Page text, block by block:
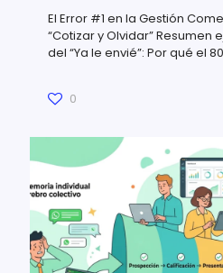
El Error #1 en la Gestión
“Cotizar y Olvidar” Resumen
del “Ya le envié”: Por qué el
0